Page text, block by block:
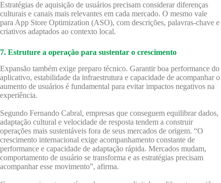
Estratégias de aquisição de usuários precisam considerar diferenças
culturais e canais mais relevantes em cada mercado. O mesmo vale
para App Store Optimization (ASO), com descrições, palavras-chave e
criativos adaptados ao contexto local.
7. Estruture a operação para sustentar o crescimento
Expansão também exige preparo técnico. Garantir boa performance do
aplicativo, estabilidade da infraestrutura e capacidade de acompanhar o
aumento de usuários é fundamental para evitar impactos negativos na
experiência.
Segundo Fernando Cabral, empresas que conseguem equilibrar dados,
adaptação cultural e velocidade de resposta tendem a construir
operações mais sustentáveis fora de seus mercados de origem. “O
crescimento internacional exige acompanhamento constante de
performance e capacidade de adaptação rápida. Mercados mudam,
comportamento de usuário se transforma e as estratégias precisam
acompanhar esse movimento”, afirma.